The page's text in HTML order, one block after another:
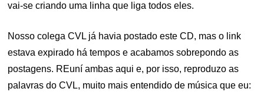
vai-se criando uma linha que liga todos eles.
Nosso colega CVL já havia postado este CD, mas o link
estava expirado há tempos e acabamos sobrepondo as
postagens. REuní ambas aqui e, por isso, reproduzo as
palavras do CVL, muito mais entendido de música que eu: